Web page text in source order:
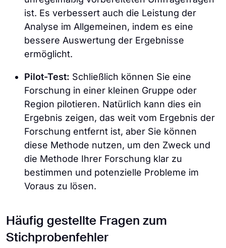
ist. Es verbessert auch die Leistung der
Analyse im Allgemeinen, indem es eine
bessere Auswertung der Ergebnisse
ermöglicht.
Pilot-Test: Schließlich können Sie eine
Forschung in einer kleinen Gruppe oder
Region pilotieren. Natürlich kann dies ein
Ergebnis zeigen, das weit vom Ergebnis der
Forschung entfernt ist, aber Sie können
diese Methode nutzen, um den Zweck und
die Methode Ihrer Forschung klar zu
bestimmen und potenzielle Probleme im
Voraus zu lösen.
Häufig gestellte Fragen zum
Stichprobenfehler